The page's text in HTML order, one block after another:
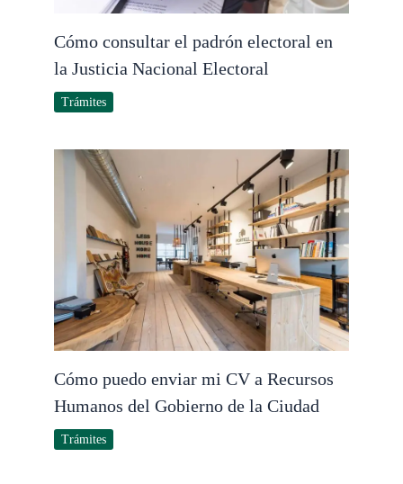
Cómo consultar el padrón electoral en
la Justicia Nacional Electoral
Trámites
Cómo puedo enviar mi CV a Recursos
Humanos del Gobierno de la Ciudad
Trámites